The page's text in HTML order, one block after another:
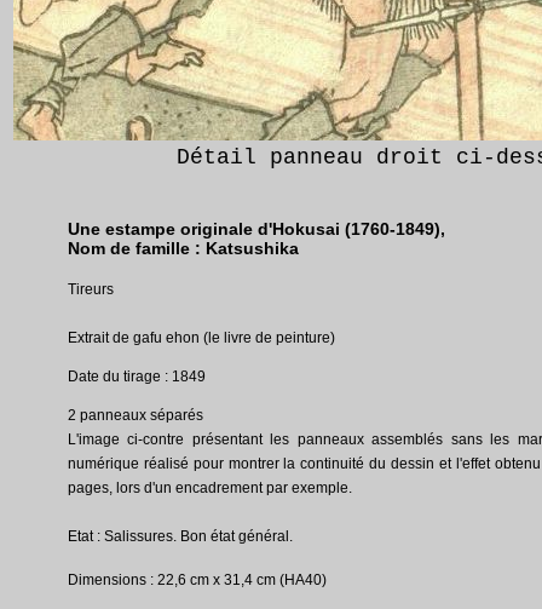
Détail panneau droit ci-
Une estampe originale d'Hokusai (1760-1849),
Nom de famille : Katsushika
Tireurs
Extrait de gafu ehon (le livre de peinture)
Date du tirage : 1849
2 panneaux séparés
L'image ci-contre présentant les panneaux assemblés sans les
numérique réalisé pour montrer la continuité du dessin et l'effet
pages, lors d'un encadrement par exemple.
Etat : Salissures. Bon état général.
Dimensions : 22,6 cm x 31,4 cm (HA40)